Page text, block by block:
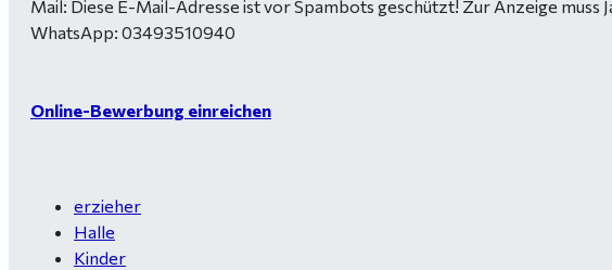
Mail: Diese E-Mail-Adresse ist vor Spambots geschützt! Zur Anzeige muss
WhatsApp: 03493510940
Online-Bewerbung einreichen
erzieher
Halle
Kinder